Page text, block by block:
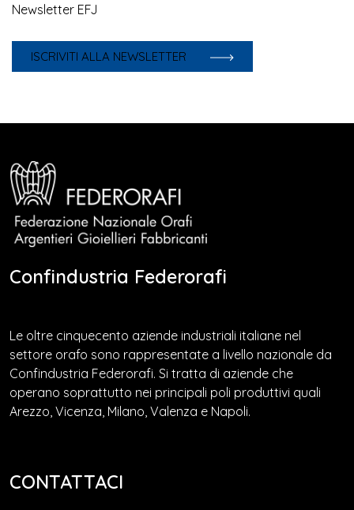
Newsletter EFJ
ISCRIVITI ALLA NEWSLETTER
Confindustria Federorafi
Le oltre cinquecento aziende industriali italiane nel
settore orafo sono rappresentate a livello nazionale da
Confindustria Federorafi. Si tratta di aziende che
operano soprattutto nei principali poli produttivi quali
Arezzo, Vicenza, Milano, Valenza e Napoli.
CONTATTACI